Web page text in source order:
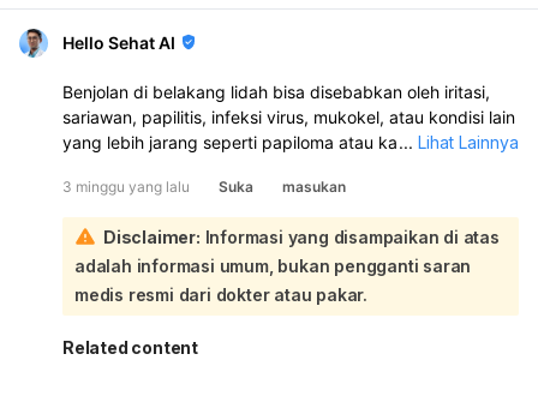
Hello Sehat AI
Benjolan di belakang lidah bisa disebabkan oleh iritasi,
sariawan, papilitis, infeksi virus, mukokel, atau kondisi lain
yang lebih jarang seperti papiloma atau kanker lidah.
Kalau benjolan baru muncul dan tidak terlalu nyeri,
biasanya bisa membaik sendiri dalam beberapa hari
sampai 10–14 hari. Anda bisa coba:
kumur air garam hangat
hindari makanan pedas, asam, terlalu panas, dan keras
jaga kebersihan mulut
minum cukup air
... Lihat Lainnya
3 minggu yang lalu Suka masukan
Disclaimer: Informasi yang disampaikan di atas
adalah informasi umum, bukan pengganti saran
medis resmi dari dokter atau pakar.
Related content